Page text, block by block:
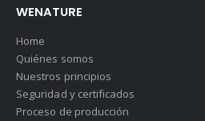
WENATURE
Home
Quiénes somos
Nuestros principios
Seguridad y certificados
Proceso de producción